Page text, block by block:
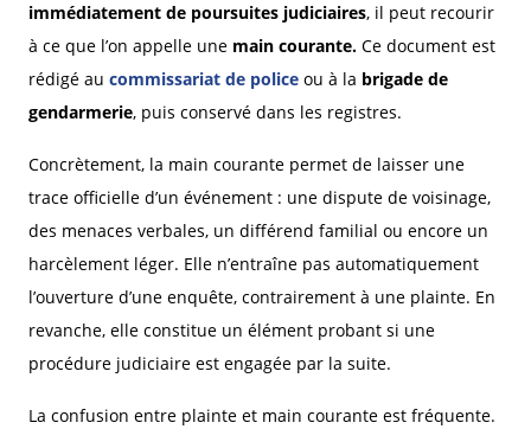
immédiatement de poursuites judiciaires, il peut recourir
à ce que l’on appelle une main courante. Ce document est
rédigé au commissariat de police ou à la brigade de
gendarmerie, puis conservé dans les registres.
Concrètement, la main courante permet de laisser une
trace officielle d’un événement : une dispute de voisinage,
des menaces verbales, un différend familial ou encore un
harcèlement léger. Elle n’entraîne pas automatiquement
l’ouverture d’une enquête, contrairement à une plainte. En
revanche, elle constitue un élément probant si une
procédure judiciaire est engagée par la suite.
La confusion entre plainte et main courante est fréquente.